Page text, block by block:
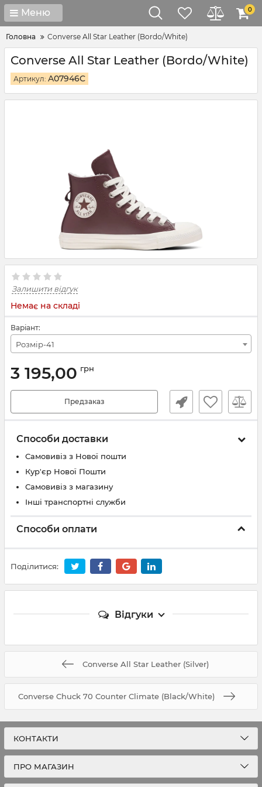
Меню 0
Головна Converse All Star Leather (Bordo/White)
Converse All Star Leather (Bordo/White)
Артикул: A07946C
Залишити відгук
Немає на складі
Варіант:
Розмір-41
3 195,00 грн
Предзаказ
Способи доставки
Самовивіз з Нової пошти
Кур'єр Нової Пошти
Самовивіз з магазину
Інші транспортні служби
Способи оплати
Поділитися:
Відгуки
Converse All Star Leather (Silver)
Converse Chuck 70 Counter Climate (Black/White)
КОНТАКТИ
ПРО МАГАЗИН